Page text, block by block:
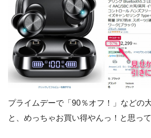
プライムデーで「90％オフ！」などの
と、めっちゃお買い得やんっ！と思っ